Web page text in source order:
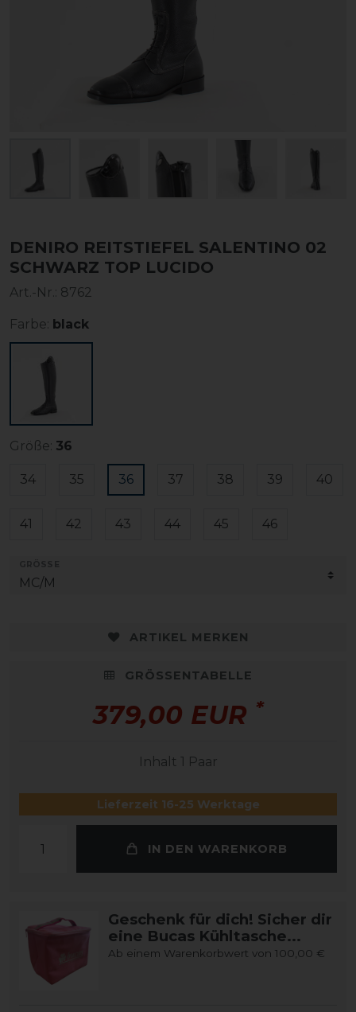
DENIRO REITSTIEFEL SALENTINO 02
SCHWARZ TOP LUCIDO
Art.-Nr.: 8762
Farbe: black
Größe: 36
34 35 36 37 38 39 40
41 42 43 44 45 46
ARTIKEL MERKEN
GRÖSSENTABELLE
379,00 EUR *
Inhalt 1 Paar
Lieferzeit 16-25 Werktage
IN DEN WARENKORB
Geschenk für dich! Sicher dir
eine Bucas Kühltasche...
Ab einem Warenkorbwert von 100,00 €